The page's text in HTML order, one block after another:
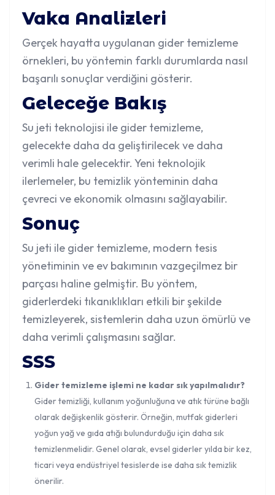
Vaka Analizleri
Gerçek hayatta uygulanan gider temizleme
örnekleri, bu yöntemin farklı durumlarda nasıl
başarılı sonuçlar verdiğini gösterir.
Geleceğe Bakış
Su jeti teknolojisi ile gider temizleme,
gelecekte daha da geliştirilecek ve daha
verimli hale gelecektir. Yeni teknolojik
ilerlemeler, bu temizlik yönteminin daha
çevreci ve ekonomik olmasını sağlayabilir.
Sonuç
Su jeti ile gider temizleme, modern tesis
yönetiminin ve ev bakımının vazgeçilmez bir
parçası haline gelmiştir. Bu yöntem,
giderlerdeki tıkanıklıkları etkili bir şekilde
temizleyerek, sistemlerin daha uzun ömürlü ve
daha verimli çalışmasını sağlar.
SSS
Gider temizleme işlemi ne kadar sık yapılmalıdır?
Gider temizliği, kullanım yoğunluğuna ve atık türüne bağlı
olarak değişkenlik gösterir. Örneğin, mutfak giderleri
yoğun yağ ve gıda atığı bulundurduğu için daha sık
temizlenmelidir. Genel olarak, evsel giderler yılda bir kez,
ticari veya endüstriyel tesislerde ise daha sık temizlik
önerilir.